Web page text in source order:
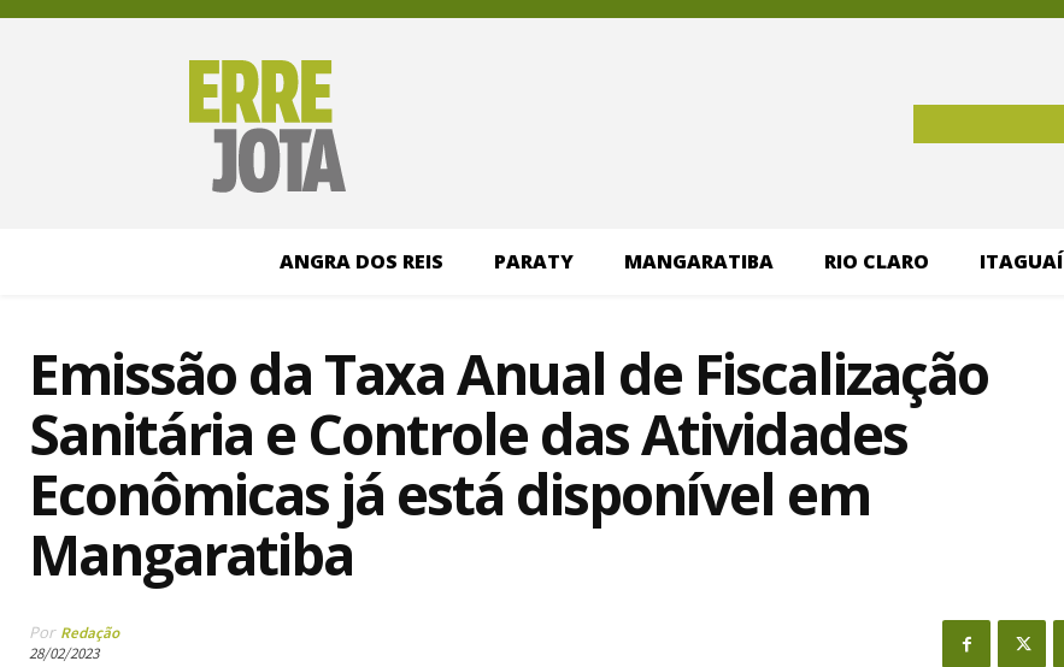
ANGRA DOS REIS PARATY MANGARATIBA RIO CLARO ITAGUAÍ
Emissão da Taxa Anual de Fiscalização
Sanitária e Controle das Atividades
Econômicas já está disponível em
Mangaratiba
Por Redação
28/02/2023